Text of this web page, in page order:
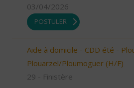
03/04/2026
POSTULER
Aide à domicile - CDD été -
Plouarzel/Ploumoguer (H/F)
29 - Finistère